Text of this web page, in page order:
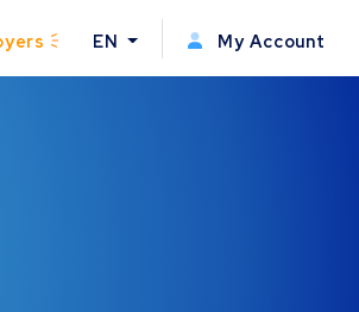
EN My Account